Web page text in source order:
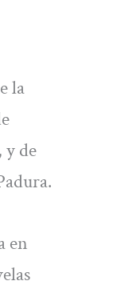
la
y de
en